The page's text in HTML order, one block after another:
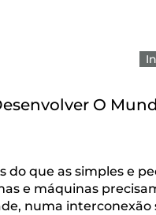
O
do que as simples e
e máquinas
numa interconexão